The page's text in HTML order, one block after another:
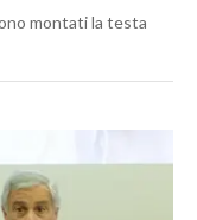
montati la testa